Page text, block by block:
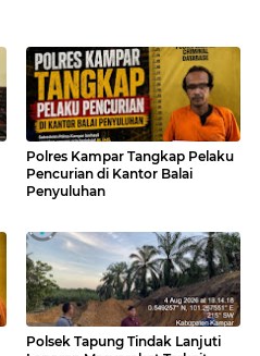
Polres Kampar Tangkap Pelaku
Pencurian di Kantor Balai
Penyuluhan
Polsek Tapung Tindak Lanjuti